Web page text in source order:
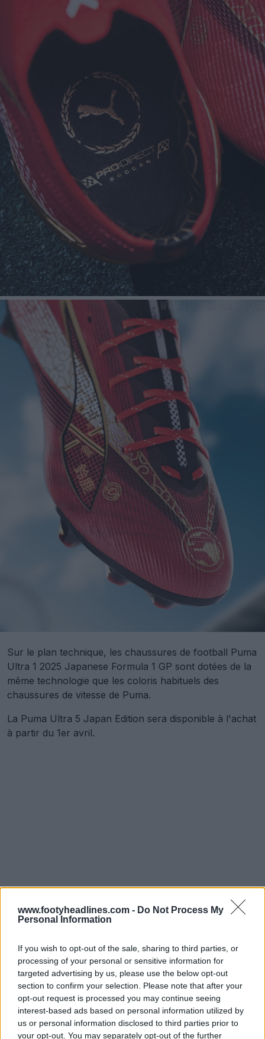
www.footyheadlines.com - Do Not Process My
Personal Information
If you wish to opt-out of the sale, sharing to third parties, or
processing of your personal or sensitive information for
targeted advertising by us, please use the below opt-out
section to confirm your selection. Please note that after your
opt-out request is processed you may continue seeing
interest-based ads based on personal information utilized by
us or personal information disclosed to third parties prior to
your opt-out. You may separately opt-out of the further
Sur le plan technique, les chaussures de football Puma
Ultra 1 2025 Japanese Formula 1 GP sont dotées de la
même technologie que les coloris habituels des
chaussures de vitesse de Puma.
La Puma Ultra 5 Japan Edition sera disponible à l'achat
à partir du 1er avril.